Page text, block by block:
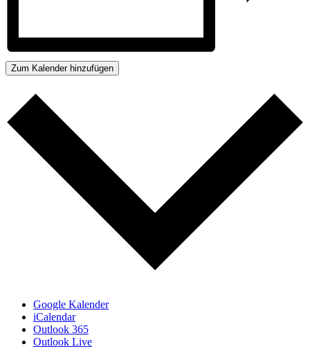
Zum Kalender hinzufügen
Google Kalender
iCalendar
Outlook 365
Outlook Live